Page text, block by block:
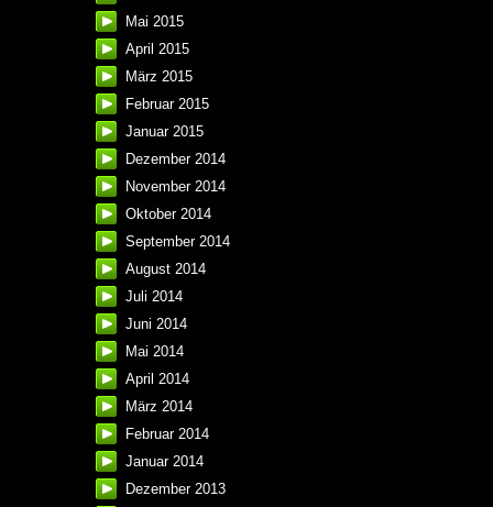
Mai 2015
April 2015
März 2015
Februar 2015
Januar 2015
Dezember 2014
November 2014
Oktober 2014
September 2014
August 2014
Juli 2014
Juni 2014
Mai 2014
April 2014
März 2014
Februar 2014
Januar 2014
Dezember 2013